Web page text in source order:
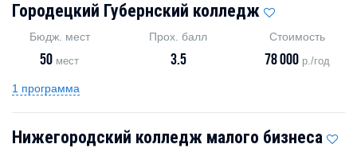
Городецкий Губернский колледж
Бюдж. мест
50 мест
Прох. балл
3.5
Стоимость
78 000 р./год
1 программа
Нижегородский колледж малого бизнеса